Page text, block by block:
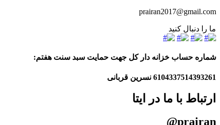
prairan2017@gmail.com
ما را دنبال کنید
شماره حساب خزانه دار کل جهت حمایت سبد سنت هفتم:
6104337514393261 نسرین قربانی
ارتباط با ما در ایتا
prairan@